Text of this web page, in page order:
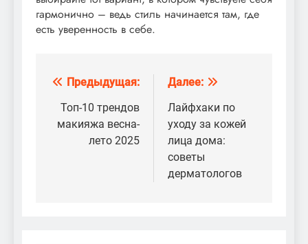
гармонично – ведь стиль начинается там, где
есть уверенность в себе.
Навигация
по
записям
Предыдущая:
Топ-10 трендов
макияжа весна-
лето 2025
Далее:
Лайфхаки по
уходу за кожей
лица дома:
советы
дерматологов